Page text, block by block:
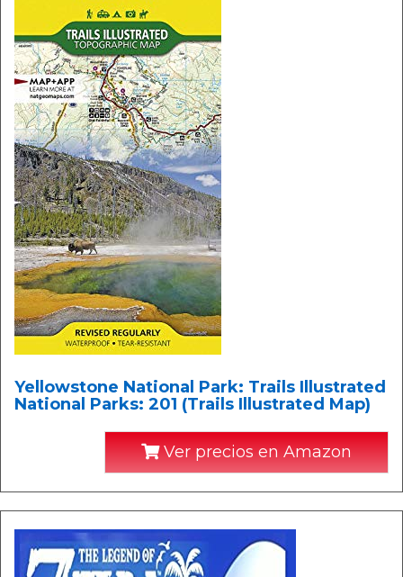
Yellowstone National Park: Trails Illustrated
National Parks: 201 (Trails Illustrated Map)
Ver precios en Amazon